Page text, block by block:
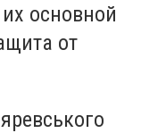
основной
от